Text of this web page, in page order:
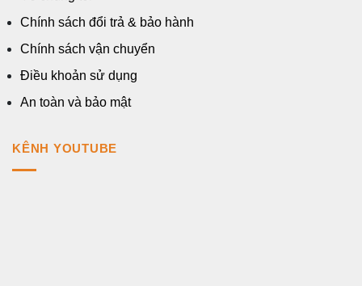
Chính sách đổi trả & bảo hành
Chính sách vận chuyển
Điều khoản sử dụng
An toàn và bảo mật
KÊNH YOUTUBE